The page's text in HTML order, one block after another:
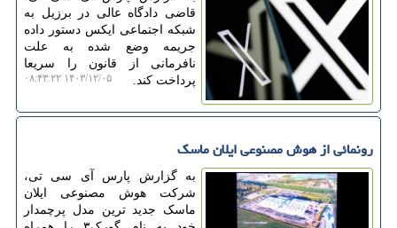
قاضی دادگاه عالی در برزیل به
شبکه اجتماعی ایکس دستور داده
جریمه وضع شده به علت
نافرمانی از قانون را سریعا
پرداخت کند.
۱۴۰۳/۱۲/۰۵ ۰۸:۴۳:۲۲
رونمائی از هوش مصنوعی ایلان ماسک
به گزارش پارس آی سی تی،
شرکت هوش مصنوعی ایلان
ماسک جدید ترین مدل پرچمدار